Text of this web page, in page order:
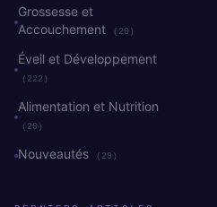
Grossesse et
Accouchement
(20)
Éveil et Développement
(222)
Alimentation et Nutrition
(20)
Nouveautés (29)